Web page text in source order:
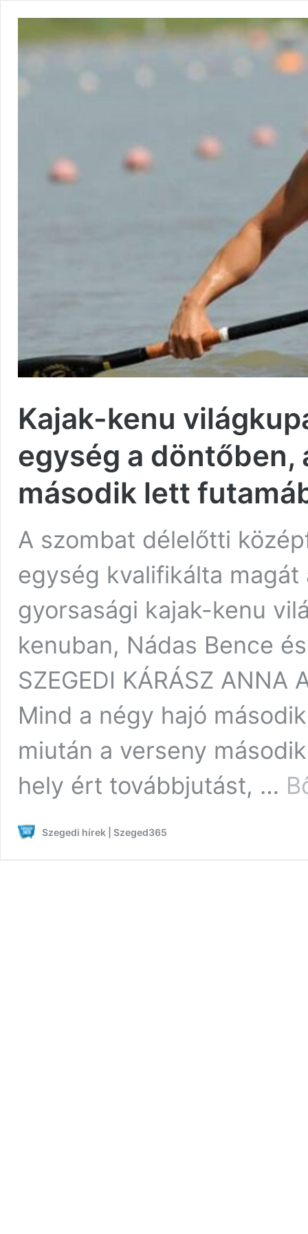
Kajak-kenu
egység a döntőben,
második lett
A szombat délelőtti
egység kvalifikálta
gyorsasági kajak-kenu
kenuban, Nádas Bence
SZEGEDI KÁRÁSZ ANNA
Mind a négy hajó
miután a verseny
hely ért továbbjutást, …
Szegedi hírek | Szeged365